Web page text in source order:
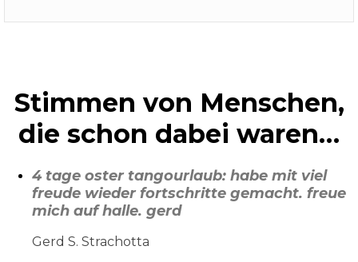
Stimmen von Menschen,
die schon dabei waren…
4 tage oster tangourlaub: habe mit viel
freude wieder fortschritte gemacht. freue
mich auf halle. gerd
Gerd S. Strachotta